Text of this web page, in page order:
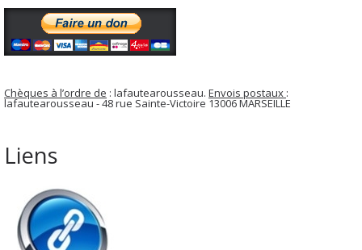
Chèques à l’ordre de : lafautearousseau. Envois postaux :
lafautearousseau - 48 rue Sainte-Victoire 13006 MARSEILLE
Liens